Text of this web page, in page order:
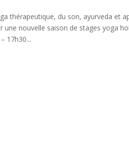
thérapeutique, du son, ayurveda et
une nouvelle saison de stages yoga
17h30...